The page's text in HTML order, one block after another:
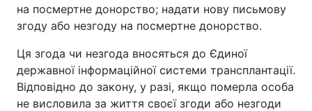
Відео з Youtube Статті
Інтерв'ю Думки
Архів Вакансії
на посмертне донорство; надати нову письмову
згоду або незгоду на посмертне донорство.
Ця згода чи незгода вносяться до Єдиної
державної інформаційної системи трансплантації.
Відповідно до закону, у разі, якщо померла особа
не висловила за життя своєї згоди або незгоди